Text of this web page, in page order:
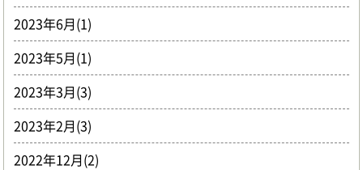
2023年6月(1)
2023年5月(1)
2023年3月(3)
2023年2月(3)
2022年12月(2)